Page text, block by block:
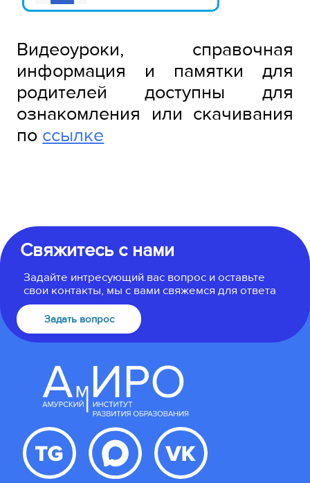
Видеоуроки, справочная
информация и памятки для
родителей доступны для
ознакомления или скачивания
по ссылке
Свяжитесь с нами
Задайте интресующий вас вопрос и оставьте
свои контакты, мы с вами свяжемся для ответа
Задать вопрос